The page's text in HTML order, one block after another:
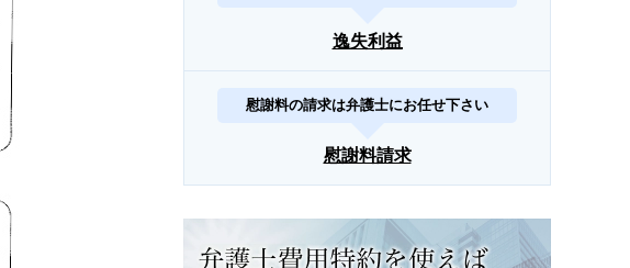
逸失利益
慰謝料の請求は弁護士にお任せ下さい
慰謝料請求